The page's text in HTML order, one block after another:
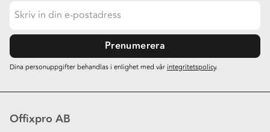
Prenumerera
Dina personuppgifter behandlas i enlighet med vårintegritetspolicy.
Offixpro AB